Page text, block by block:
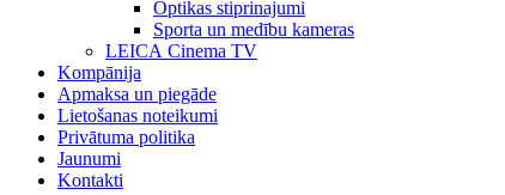
Optikas stiprinajumi
Sporta un medību kameras
LEICA Cinema TV
Kompānija
Apmaksa un piegāde
Lietošanas noteikumi
Privātuma politika
Jaunumi
Kontakti